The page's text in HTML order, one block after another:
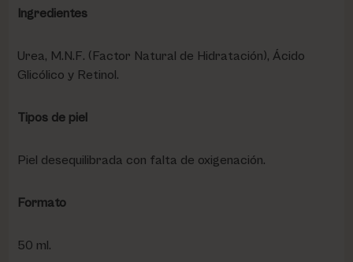
Ingredientes
Urea, M.N.F. (Factor Natural de Hidratación), Ácido
Glicólico y Retinol.
Tipos de piel
Piel desequilibrada con falta de oxigenación.
Formato
50 ml.